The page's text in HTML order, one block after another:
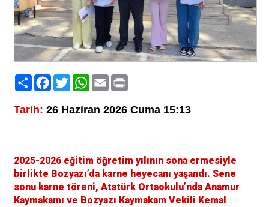
PaylaşFacebook
TwitterWhatsApp
EmailPrint
Tarih: 26 Haziran 2026 Cuma 15:13
2025-2026 eğitim öğretim yılının sona ermesiyle
birlikte Bozyazı’da karne heyecanı yaşandı. Sene
sonu karne töreni, Atatürk Ortaokulu’nda Anamur
Kaymakamı ve Bozyazı Kaymakam Vekili Kemal